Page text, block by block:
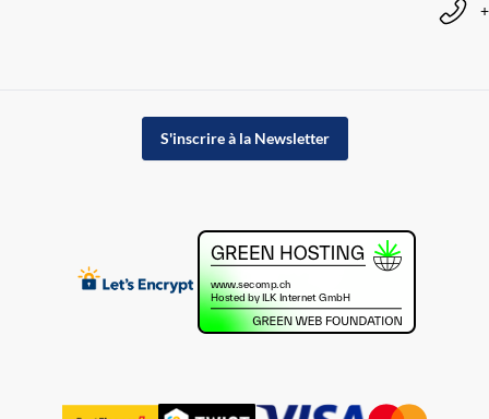
S'inscrire à la Newsletter